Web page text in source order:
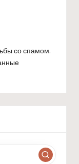
со спамом.